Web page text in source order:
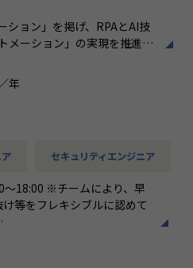
想企業の創造に向け、「社
社」を目指しています。理
そして、社員全員が燃え続
する長期的な貢献を果たす
ション」を掲げ、RPAとAI技
メーション」の実現を推進し
ティ統制・監視体制を全社横
ズにあります。
らGoogle Cloud への移行を
対応やセキュリティガバナン
中核メンバーを求めていま
」「ヒトをつくる」「本気を
者意識を持って課題を完遂で
年
セキュリティエンジニア
ムにより、早
等をフレキシブルに認めて